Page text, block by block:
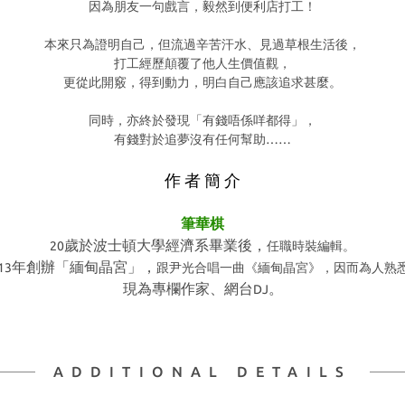
因為朋友一句戲言，毅然到便利店打工！
本來只為證明自己，但流過辛苦汗水、見過草根生活後，
打工經歷顛覆了他人生價值觀，
更從此開竅，得到動力， 明白自己應該追求甚麼。
同時，亦終於發現「有錢唔係咩都得」，
有錢對於追夢沒有任何幫助……
作 者 簡 介
筆華棋
20歲於波士頓大學經濟系畢業後， 任職時裝編輯。
年創辦「緬甸晶宮」， 跟尹光合唱一曲 《緬甸晶宮》， 因而為人熟
現為專欄作家、網台DJ。
ADDITIONAL DETAILS